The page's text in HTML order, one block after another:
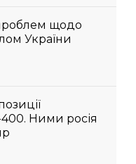
щодо
України
Ними росія